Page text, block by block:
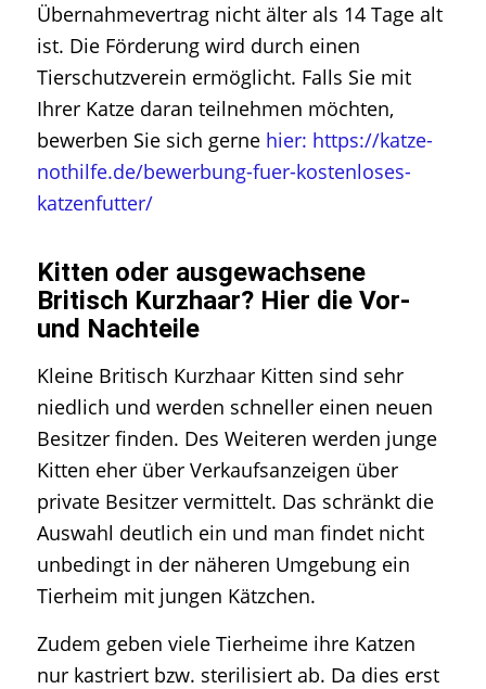
Übernahmevertrag nicht älter als 14 Tage alt
ist. Die Förderung wird durch einen
Tierschutzverein ermöglicht. Falls Sie mit
Ihrer Katze daran teilnehmen möchten,
bewerben Sie sich gernehier: https://katze-
nothilfe.de/bewerbung-fuer-kostenloses-
katzenfutter/
Kitten oder ausgewachsene
Britisch Kurzhaar? Hier die Vor-
und Nachteile
Kleine Britisch Kurzhaar Kitten sind sehr
niedlich und werden schneller einen neuen
Besitzer finden. Des Weiteren werden junge
Kitten eher über Verkaufsanzeigen über
private Besitzer vermittelt. Das schränkt die
Auswahl deutlich ein und man findet nicht
unbedingt in der näheren Umgebung ein
Tierheim mit jungen Kätzchen.
Zudem geben viele Tierheime ihre Katzen
nur kastriert bzw. sterilisiert ab. Da dies erst